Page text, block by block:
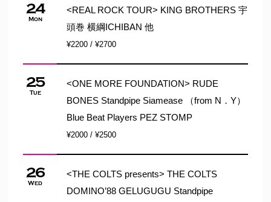
24
Mon
<REAL ROCK TOUR> KING BROTHERS 宇
頭巻 横綱ICHIBAN 他
¥2200 / ¥2700
25
Tue
<ONE MORE FOUNDATION> RUDE
BONES Standpipe Siamease （from N．Y）
Blue Beat Players PEZ STOMP
¥2000 / ¥2500
26
Wed
<THE COLTS presents> THE COLTS
DOMINO’88 GELUGUGU Standpipe